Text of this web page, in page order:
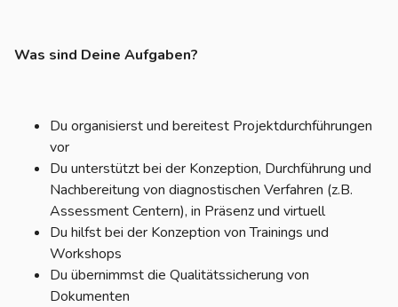
Was sind Deine Aufgaben?
Du organisierst und bereitest Projektdurchführungen
vor
Du unterstützt bei der Konzeption, Durchführung und
Nachbereitung von diagnostischen Verfahren (z.B.
Assessment Centern), in Präsenz und virtuell
Du hilfst bei der Konzeption von Trainings und
Workshops
Du übernimmst die Qualitätssicherung von
Dokumenten